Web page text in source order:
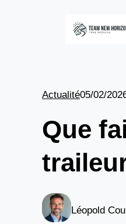
Actualité05/02/
Que
Léopold